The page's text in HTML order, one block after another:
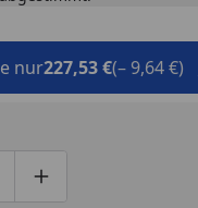
nur227,53 €(– 9,64 €)
um eins verringern
manuell
Produktmenge um